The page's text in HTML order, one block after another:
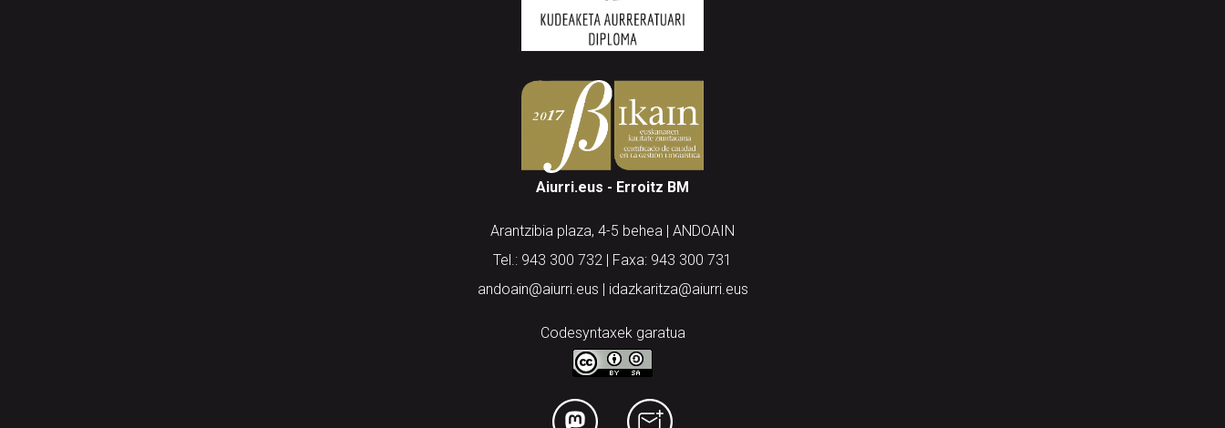
Aiurri.eus - Erroitz BM
Arantzibia plaza, 4-5 behea | ANDOAIN
Tel.: 943 300 732 | Faxa: 943 300 731
andoain@aiurri.eus | idazkaritza@aiurri.eus
Codesyntaxek garatua